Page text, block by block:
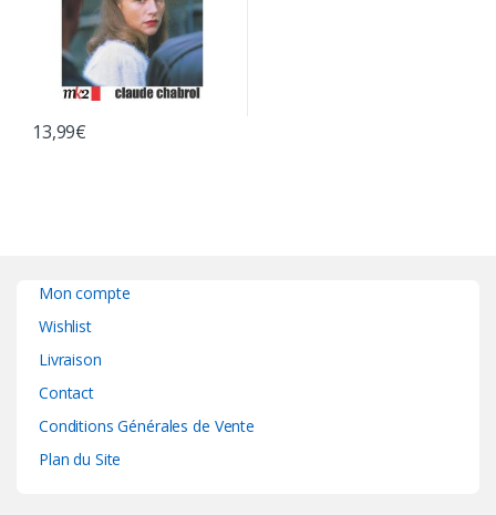
13,99€
Mon compte
Wishlist
Livraison
Contact
Conditions Générales de Vente
Plan du Site